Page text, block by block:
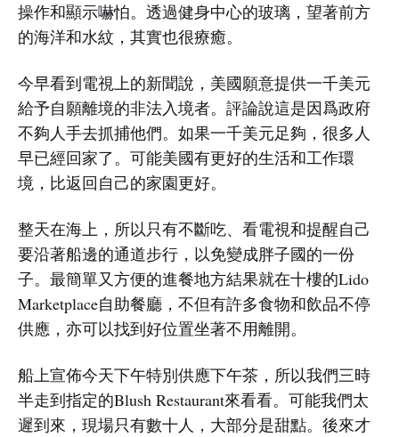
操作和顯示嚇怕。透過健身中心的玻璃，望著前方
的海洋和水紋，其實也很療癒。
今早看到電視上的新聞說，美國願意提供一千美元
給予自願離境的非法入境者。評論說這是因爲政府
不夠人手去抓捕他們。如果一千美元足夠，很多人
早已經回家了。可能美國有更好的生活和工作環
境，比返回自己的家園更好。
整天在海上，所以只有不斷吃、看電視和提醒自己
要沿著船邊的通道步行，以免變成胖子國的一份
子。最簡單又方便的進餐地方結果就在十樓的Lido
Marketplace自助餐廳，不但有許多食物和飲品不停
供應，亦可以找到好位置坐著不用離開。
船上宣佈今天下午特別供應下午茶，所以我們三時
半走到指定的Blush Restaurant來看看。可能我們太
遲到來，現場只有數十人，大部分是甜點。後來才